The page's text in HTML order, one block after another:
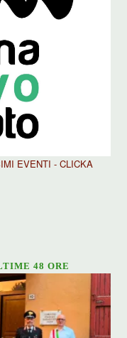
EVENTI - CLICKA
48 ORE